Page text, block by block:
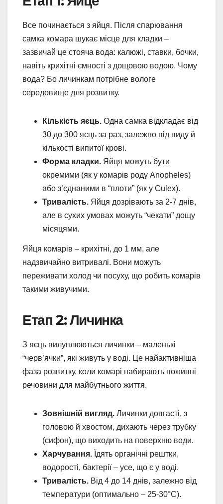
Все починається з яйця. Після спарювання
самка комара шукає місце для кладки –
зазвичай це стояча вода: калюжі, ставки, бочки,
навіть крихітні ємності з дощовою водою. Чому
вода? Бо личинкам потрібне вологе
середовище для розвитку.
Кількість яєць. Одна самка відкладає від
30 до 300 яєць за раз, залежно від виду й
кількості випитої крові.
Форма кладки. Яйця можуть бути
окремими (як у комарів роду Anopheles)
або з’єднаними в “плоти” (як у Culex).
Тривалість. Яйця дозрівають за 2-7 днів,
але в сухих умовах можуть “чекати” дощу
місяцями.
Яйця комарів – крихітні, до 1 мм, але
надзвичайно витривалі. Вони можуть
переживати холод чи посуху, що робить комарів
такими живучими.
Етап 2: Личинка
З яєць вилуплюються личинки – маленькі
“черв’ячки”, які живуть у воді. Це найактивніша
фаза розвитку, коли комарі набирають поживні
речовини для майбутнього життя.
Зовнішній вигляд. Личинки довгасті, з
головою й хвостом, дихають через трубку
(сифон), що виходить на поверхню води.
Харчування. Їдять органічні рештки,
водорості, бактерії – усе, що є у воді.
Тривалість. Від 4 до 14 днів, залежно від
температури (оптимально – 25-30°C).